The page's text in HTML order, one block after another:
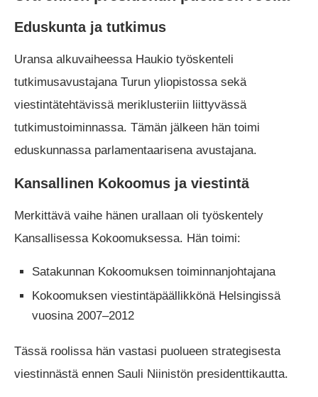
Eduskunta ja tutkimus
Uransa alkuvaiheessa Haukio työskenteli
tutkimusavustajana Turun yliopistossa sekä
viestintätehtävissä meriklusteriin liittyvässä
tutkimustoiminnassa. Tämän jälkeen hän toimi
eduskunnassa parlamentaarisena avustajana.
Kansallinen Kokoomus ja viestintä
Merkittävä vaihe hänen urallaan oli työskentely
Kansallisessa Kokoomuksessa. Hän toimi:
Satakunnan Kokoomuksen toiminnanjohtajana
Kokoomuksen viestintäpäällikkönä Helsingissä
vuosina 2007–2012
Tässä roolissa hän vastasi puolueen strategisesta
viestinnästä ennen Sauli Niinistön presidenttikautta.